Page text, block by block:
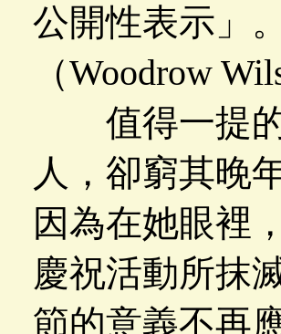
公開性表示」
（Woodrow
值得一提的
人，卻窮其晚
因為在她眼裡
慶祝活動所抹
節的意義不再